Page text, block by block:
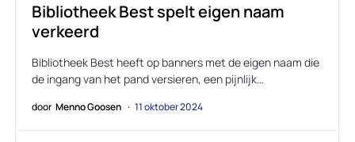
Bibliotheek Best spelt eigen naam
verkeerd
Bibliotheek Best heeft op banners met de eigen naam die
de ingang van het pand versieren, een pijnlijk…
door Menno Goosen 11 oktober 2024